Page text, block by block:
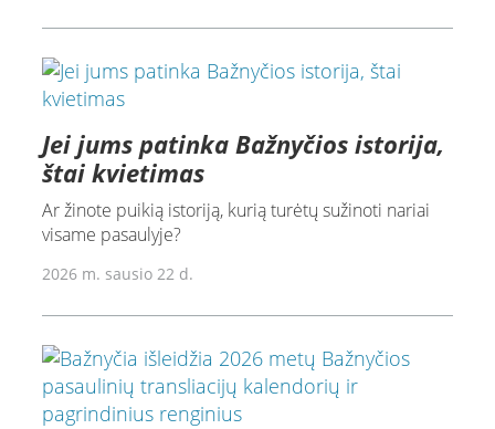
Jei jums patinka Bažnyčios istorija,
štai kvietimas
Ar žinote puikią istoriją, kurią turėtų sužinoti nariai
visame pasaulyje?
2026 m. sausio 22 d.